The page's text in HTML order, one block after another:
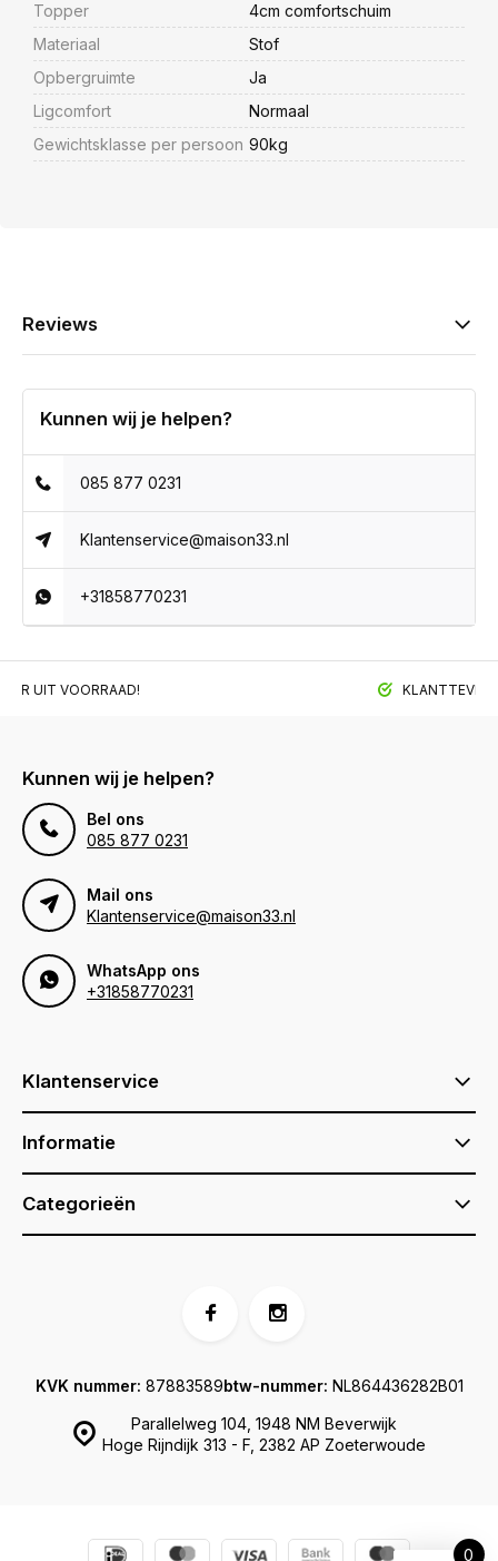
Topper
4cm comfortschuim
Materiaal
Stof
Opbergruimte
Ja
Ligcomfort
Normaal
Gewichtsklasse per persoon 90kg
Reviews
Kunnen wij je helpen?
085 877 0231
Klantenservice@maison33.nl
+31858770231
UIT VOORRAAD!
Kunnen wij je helpen?
Bel ons
085 877 0231
Mail ons
Klantenservice@maison33.nl
WhatsApp ons
+31858770231
Klantenservice
Informatie
Categorieën
Parallelweg 104, 1948 NM Beverwijk
Hoge Rijndijk 313 - F, 2382 AP Zoeterwoude
KVK nummer: 87883589btw-nummer: NL864436282B01
0